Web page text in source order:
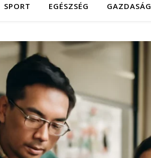
SPORT EGÉSZSÉG GAZDASÁG